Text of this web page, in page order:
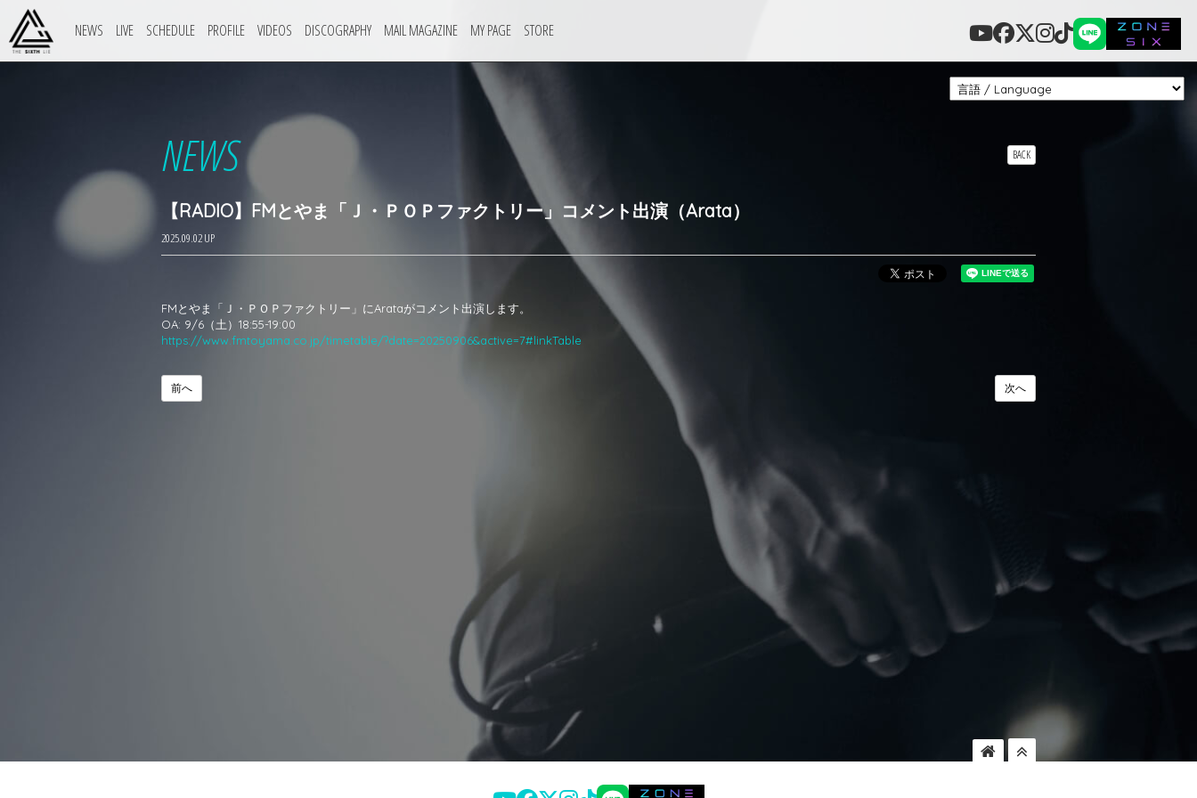
NEWS LIVE SCHEDULE PROFILE VIDEOS DISCOGRAPHY MAIL MAGAZINE MY PAGE STORE
NEWS BACK
【RADIO】FMとやま「Ｊ・ＰＯＰファクトリー」コメント出演（Arata）
2025.09.02 UP
FMとやま「Ｊ・ＰＯＰファクトリー」にArataがコメント出演します。
OA: 9/6（土）18:55-19:00
https://www.fmtoyama.co.jp/timetable/?date=20250906&active=7#linkTable
次へ
前へ